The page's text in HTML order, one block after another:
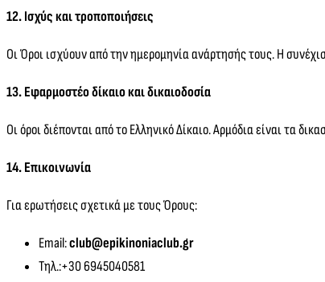
12. Ισχύς και τροποποιήσεις
Οι Όροι ισχύουν από την ημερομηνία ανάρτησής τους. Η
13. Εφαρμοστέο δίκαιο και δικαιοδοσία
Οι όροι διέπονται από το Ελληνικό Δίκαιο. Αρμόδια είναι τα
14. Επικοινωνία
Για ερωτήσεις σχετικά με τους Όρους:
Email:club@epikinoniaclub.gr
Τηλ.:+30 6945040581